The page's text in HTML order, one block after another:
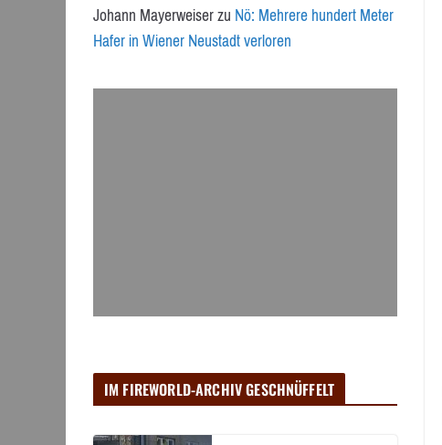
Johann MayerweiserzuNö: Mehrere hundert Meter
Hafer in Wiener Neustadt verloren
IM FIREWORLD-ARCHIV GESCHNÜFFELT